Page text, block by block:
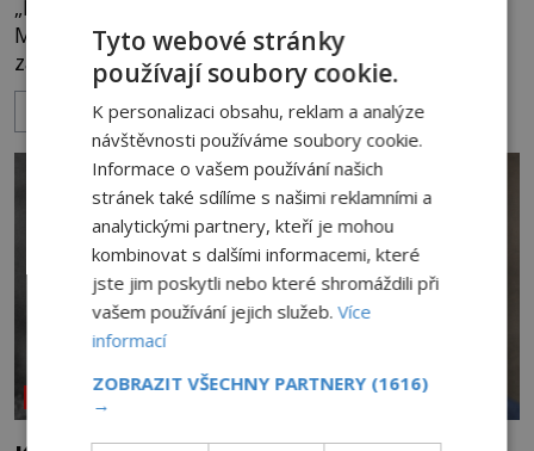
„Budeš se smažit v horoucích peklech!“ povykuje
Markéta na o dvě generace mladší Barboru. Ta jí
za chvíli slovní palbu opětuje. První je zarytá
katolička, druhá přesvědčená kališnice. A každá z
nich se usídlí na jedné z věží slavného hradu
mezi vůdce protihusitského boje. Za manželku má
skutečně jistou
ZOBRAZIT VÍCE
Tyto webové stránky
používají soubory cookie.
K personalizaci obsahu, reklam a analýze
návštěvnosti používáme soubory cookie.
Informace o vašem používání našich
stránek také sdílíme s našimi reklamními a
analytickými partnery, kteří je mohou
kombinovat s dalšími informacemi, které
jste jim poskytli nebo které shromáždili při
vašem používání jejich služeb.Více
informací
ZOBRAZIT VŠECHNY PARTNERY (1616)
→